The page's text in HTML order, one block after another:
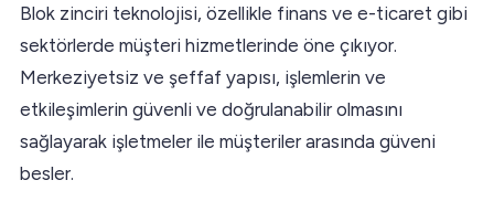
Blok zinciri teknolojisi, özellikle finans ve e-ticaret gibi
sektörlerde müşteri hizmetlerinde öne çıkıyor.
Merkeziyetsiz ve şeffaf yapısı, işlemlerin ve
etkileşimlerin güvenli ve doğrulanabilir olmasını
sağlayarak işletmeler ile müşteriler arasında güveni
besler.